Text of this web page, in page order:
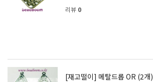
리뷰 0
[재고떨이] 메탈드롭 OR (2개)